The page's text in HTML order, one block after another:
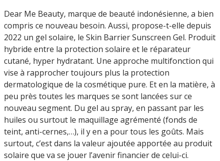
Dear Me Beauty, marque de beauté indonésienne, a bien
compris ce nouveau besoin. Aussi, propose-t-elle depuis
2022 un gel solaire, le Skin Barrier Sunscreen Gel. Produit
hybride entre la protection solaire et le réparateur
cutané, hyper hydratant. Une approche multifonction qui
vise à rapprocher toujours plus la protection
dermatologique de la cosmétique pure. Et en la matière, à
peu près toutes les marques se sont lancées sur ce
nouveau segment. Du gel au spray, en passant par les
huiles ou surtout le maquillage agrémenté (fonds de
teint, anti-cernes,…), il y en a pour tous les goûts. Mais
surtout, c’est dans la valeur ajoutée apportée au produit
solaire que va se jouer l’avenir financier de celui-ci.